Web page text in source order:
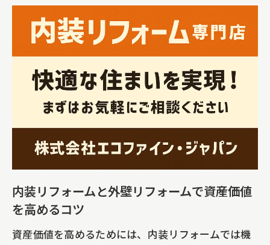
内装リフォームと外壁リフォームで資産価値
を高めるコツ
資産価値を高めるためには、内装リフォームでは機